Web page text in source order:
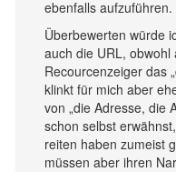
ebenfalls aufzuführen.
Überbewerten würde
auch die URL,
Recourcenzeiger das
klinkt für mich aber
von „die Adresse, die
schon selbst
reiten haben zumeist
müssen aber ihren